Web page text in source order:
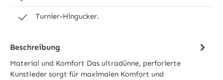
Turnier-Hingucker.
Beschreibung
Material und Komfort Das ultradünne, perforierte
Kunstleder sorgt für maximalen Komfort und